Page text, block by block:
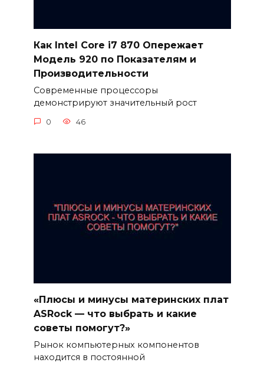
Как Intel Core i7 870 Опережает
Модель 920 по Показателям и
Производительности
Современные процессоры
демонстрируют значительный рост
0 46
«Плюсы и минусы материнских плат
ASRock — что выбрать и какие
советы помогут?»
Рынок компьютерных компонентов
находится в постоянной